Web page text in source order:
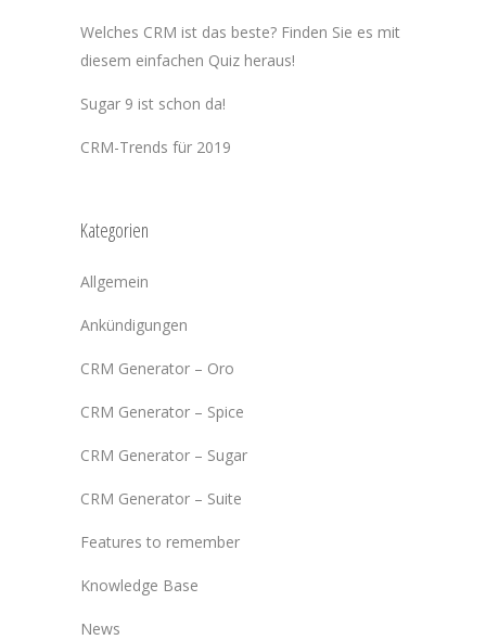
Welches CRM ist das beste? Finden Sie es mit
diesem einfachen Quiz heraus!
Sugar 9 ist schon da!
CRM-Trends für 2019
Kategorien
Allgemein
Ankündigungen
CRM Generator – Oro
CRM Generator – Spice
CRM Generator – Sugar
CRM Generator – Suite
Features to remember
Knowledge Base
News